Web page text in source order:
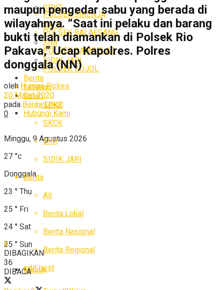
SPKT
SKCK
SIM
SIDIK JARI
Berita
Galeri
Hubungi Kami
Minggu, 9 Agustus 2026
27 °c
Donggala
23 ° Thu
25 ° Fri
24 ° Sat
25 ° Sun
Masuk
POLSEK SIRENJA
POLSEK BALAESANG
POLSEK DAMPELAS
POLSEK SOJOL
Layanan
SPKT
SKCK
SIM
SIDIK JARI
Berita
All
Berita Lokal
Berita Nasional
Berita Regional
edit post
maupun pengedar sabu yang berada di
wilayahnya. “Saat ini pelaku dan barang
bukti telah diamankan di Polsek Rio
Pakava,” Ucap Kapolres. Polres
donggala (NN)
oleh Humas Polres
20 Maret 2020
pada Berita Lokal
0
6
DIBAGIKAN
36
DIBACA